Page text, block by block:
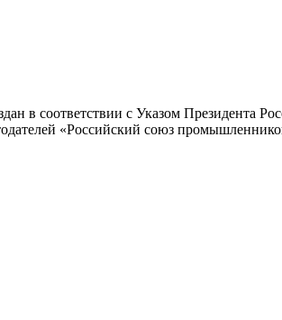
в соответствии с Указом Президента
«Российский союз